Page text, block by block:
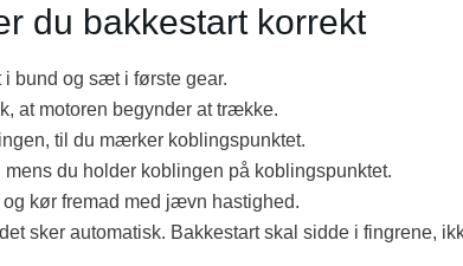
du bakkestart korrekt
bund og sæt i første gear.
at motoren begynder at trække.
til du mærker koblingspunktet.
du holder koblingen på koblingspunktet.
kør fremad med jævn hastighed.
sker automatisk. Bakkestart skal sidde i fingrene,